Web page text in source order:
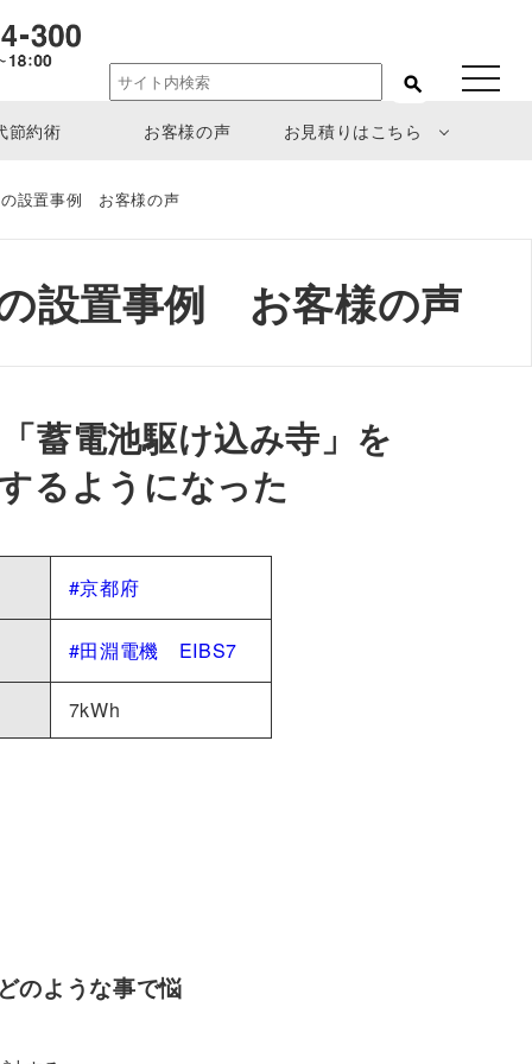
toggle
節約術 お客様の声 お見積りはこちら
設置事例 お客様の声
設置事例 お客様の声
蓄電池駆け込み寺」を
るようになった
#京都府
#田淵電機 EIBS7
7kWh
のような事で悩